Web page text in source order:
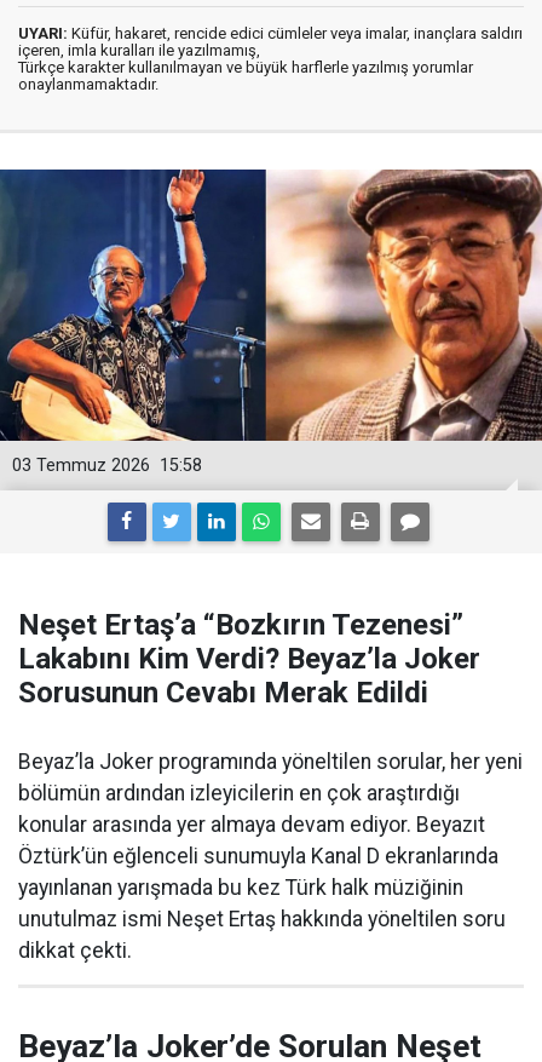
UYARI: Küfür, hakaret, rencide edici cümleler veya imalar, inançlara saldırı
içeren, imla kuralları ile yazılmamış,
Türkçe karakter kullanılmayan ve büyük harflerle yazılmış yorumlar
onaylanmamaktadır.
15:58
03 Temmuz 2026
Neşet Ertaş’a “Bozkırın Tezenesi”
Lakabını Kim Verdi? Beyaz’la Joker
Sorusunun Cevabı Merak Edildi
Beyaz’la Joker programında yöneltilen sorular, her yeni
bölümün ardından izleyicilerin en çok araştırdığı
konular arasında yer almaya devam ediyor. Beyazıt
Öztürk’ün eğlenceli sunumuyla Kanal D ekranlarında
yayınlanan yarışmada bu kez Türk halk müziğinin
unutulmaz ismi Neşet Ertaş hakkında yöneltilen soru
dikkat çekti.
Beyaz’la Joker’de Sorulan Neşet